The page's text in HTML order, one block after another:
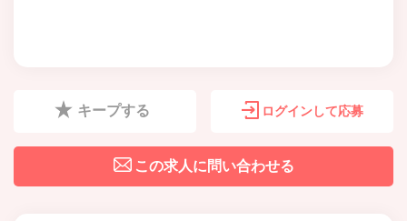
キープする ログインして応募
この求人に問い合わせる